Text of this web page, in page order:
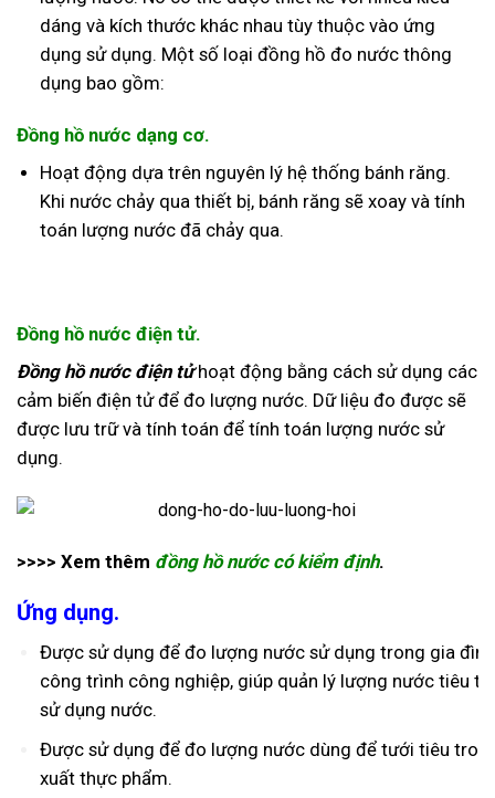
dáng và kích thước khác nhau tùy thuộc vào ứng
dụng sử dụng. Một số loại đồng hồ đo nước thông
dụng bao gồm:
Đồng hồ nước dạng cơ.
Hoạt động dựa trên nguyên lý hệ thống bánh răng.
Khi nước chảy qua thiết bị, bánh răng sẽ xoay và tính
toán lượng nước đã chảy qua.
Đồng hồ nước điện tử.
Đồng hồ nước điện tửhoạt động bằng cách sử dụng các
cảm biến điện tử để đo lượng nước. Dữ liệu đo được sẽ
được lưu trữ và tính toán để tính toán lượng nước sử
dụng.
>>>> Xem thêm đồng hồ nước có kiểm định.
Ứng dụng.
Được sử dụng để đo lượng nước sử dụng trong gia
công trình công nghiệp, giúp quản lý lượng nước tiêu
sử dụng nước.
Được sử dụng để đo lượng nước dùng để tưới tiêu
xuất thực phẩm.